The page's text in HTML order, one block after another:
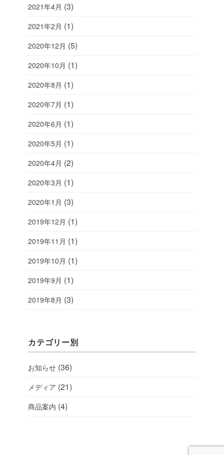
2021年4月 (3)
2021年2月 (1)
2020年12月 (5)
2020年10月 (1)
2020年8月 (1)
2020年7月 (1)
2020年6月 (1)
2020年5月 (1)
2020年4月 (2)
2020年3月 (1)
2020年1月 (3)
2019年12月 (1)
2019年11月 (1)
2019年10月 (1)
2019年9月 (1)
2019年8月 (3)
カテゴリー別
お知らせ (36)
メディア (21)
商品案内 (4)